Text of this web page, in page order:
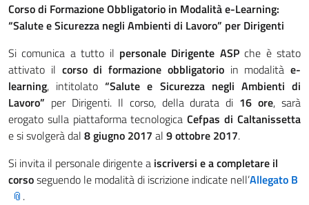
Corso di Formazione Obbligatorio in Modalità e-Learning:
“Salute e Sicurezza negli Ambienti di Lavoro” per Dirigenti
Si comunica a tutto il personale Dirigente ASPche è stato
attivato il corso di formazione obbligatorioin modalità e-
learning, intitolato“Salute e Sicurezza negli Ambienti di
Lavoro” per Dirigenti. Il corso, della durata di 16 ore, sarà
erogato sulla piattaforma tecnologicaCefpas di Caltanissetta
e si svolgerà dal 8 giugno 2017 al 9 ottobre 2017.
Si invita il personale dirigente a iscriversi e a completare il
corsoseguendo le modalità di iscrizione indicate nell’Allegato B
.